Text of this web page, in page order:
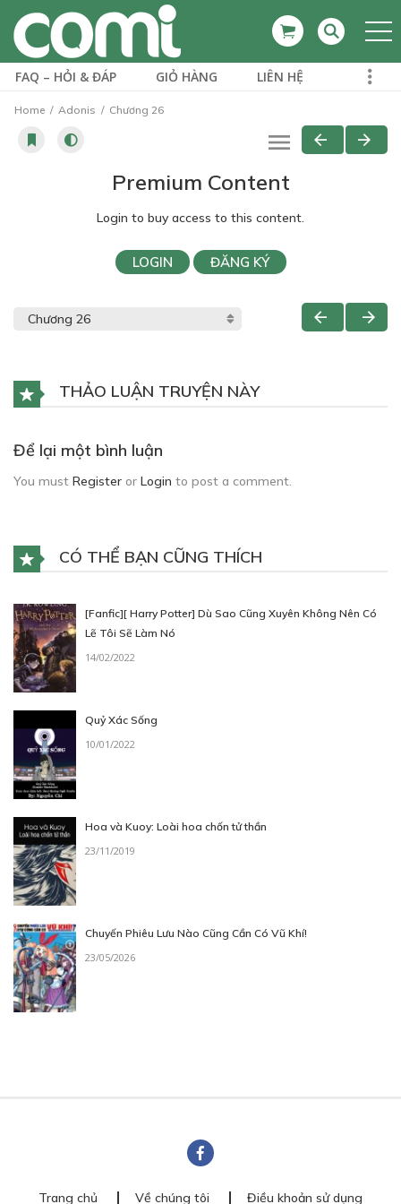
FAQ – HỎI & ĐÁP GIỎ HÀNG LIÊN HỆ
Home Adonis Chương 26
Premium Content
Login to buy access to this content.
LOGIN ĐĂNG KÝ
THẢO LUẬN TRUYỆN NÀY
Để lại một bình luận
You must Register or Login to post a comment.
CÓ THỂ BẠN CŨNG THÍCH
[Fanfic][ Harry Potter] Dù Sao Cũng Xuyên Không Nên Có
Lẽ Tôi Sẽ Làm Nó
14/02/2022
Quỷ Xác Sống
10/01/2022
Hoa và Kuoy: Loài hoa chốn tử thần
23/11/2019
Chuyến Phiêu Lưu Nào Cũng Cần Có Vũ Khí!
23/05/2026
Trang chủ Về chúng tôi Điều khoản sử dụng